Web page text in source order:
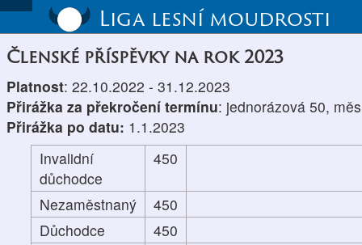
Liga lesní moudrosti
Členské příspěvky na rok 2023
Platnost: 22.10.2022 - 31.12.2023
Přirážka za překročení termínu: jednorázová 50,
Přirážka po datu: 1.1.2023
Invalidní
důchodce
450
Nezaměstnaný
450
Důchodce
450